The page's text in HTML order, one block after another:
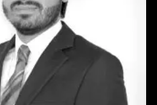
Giraldo
es un inversionista y
de 15 años de experiencia
y expansión de startups en
liderado proyectos en sectores
fintech, educación y e-
commerce.